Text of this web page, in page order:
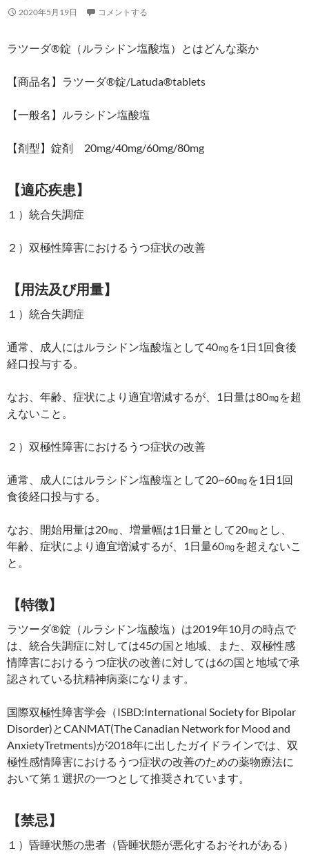
2020年5月19日 コメントする
ラツーダ®錠（ルラシドン塩酸塩）とはどんな薬か
【商品名】ラツーダ®錠/Latuda®tablets
【一般名】ルラシドン塩酸塩
【剤型】錠剤 20mg/40mg/60mg/80mg
【適応疾患】
１）統合失調症
２）双極性障害におけるうつ症状の改善
【用法及び用量】
１）統合失調症
通常、成人にはルラシドン塩酸塩として40㎎を1日1回食後
経口投与する。
なお、年齢、症状により適宜増減するが、1日量は80㎎を超
えないこと。
２）双極性障害におけるうつ症状の改善
通常、成人にはルラシドン塩酸塩として20~60㎎を1日1回
食後経口投与する。
なお、開始用量は20㎎、増量幅は1日量として20㎎とし、
年齢、症状により適宜増減するが、1日量60㎎を超えないこ
と。
【特徴】
ラツーダ®錠（ルラシドン塩酸塩）は2019年10月の時点で
は、統合失調症に対しては45の国と地域、また、双極性感
情障害におけるうつ症状の改善に対しては6の国と地域で承
認されている抗精神病薬になります。
国際双極性障害学会（ISBD:International Society for Bipolar
Disorder)とCANMAT(The Canadian Network for Mood and
AnxietyTretments)が2018年に出したガイドラインでは、双
極性感情障害におけるうつ症状の改善のための薬物療法に
おいて第１選択の一つとして推奨されています。
【禁忌】
１）昏睡状態の患者（昏睡状態が悪化するおそれがある）